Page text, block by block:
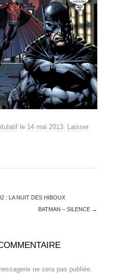
le 14 mai 2013 Laisser
: LA NUIT DES HIBOUX
BATMAN – SILENCE →
ne sera pas publiée.